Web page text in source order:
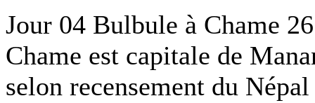
Jour 04 Bulbule à Chame
Chame est capitale de
selon recensement du